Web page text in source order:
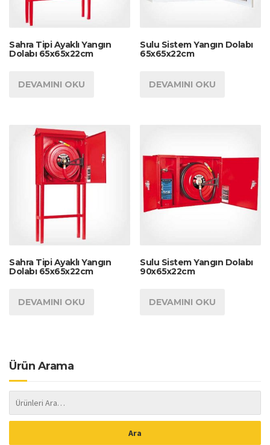
Sahra Tipi Ayaklı Yangın
Dolabı 65x65x22cm
DEVAMINI OKU
Sulu Sistem Yangın Dolabı
65x65x22cm
DEVAMINI OKU
Sahra Tipi Ayaklı Yangın
Dolabı 65x65x22cm
DEVAMINI OKU
Sulu Sistem Yangın Dolabı
90x65x22cm
DEVAMINI OKU
Ürün Arama